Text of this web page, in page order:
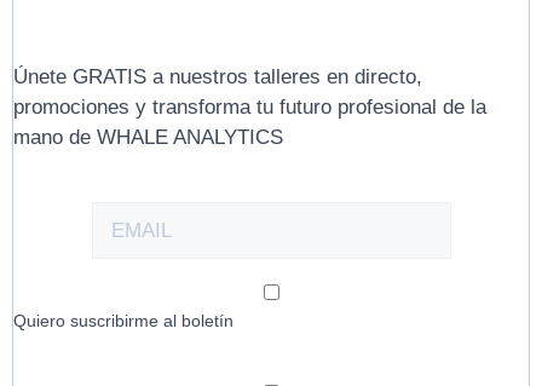
Únete GRATIS a nuestros talleres en directo,
promociones y transforma tu futuro profesional de la
mano de WHALE ANALYTICS
Quiero suscribirme al boletín